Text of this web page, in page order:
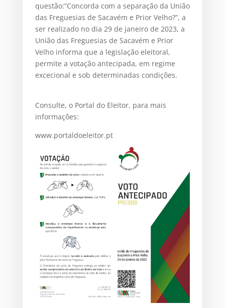
questão:”Concorda com a separação da União
das Freguesias de Sacavém e Prior Velho?”, a
ser realizado no dia 29 de janeiro de 2023, a
União das Freguesias de Sacavém e Prior
Velho informa que a legislação eleitoral,
permite a votação antecipada, em regime
excecional e sob determinadas condições.
Consulte, o Portal do Eleitor, para mais
informações:
www.portaldoeleitor.pt